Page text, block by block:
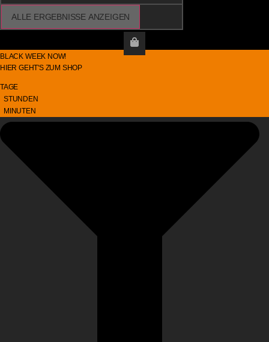
ALLE ERGEBNISSE ANZEIGEN
BL ACK WEEK NOW!
HIER GEHT'S ZUM SHOP
TAGE
STUNDEN
MINUTEN